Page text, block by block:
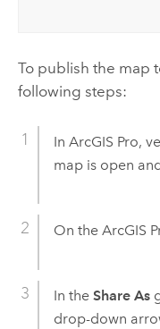
To publish the map
following steps:
In ArcGIS Pro,
map is open
On the ArcGIS
In the Share As
drop-down